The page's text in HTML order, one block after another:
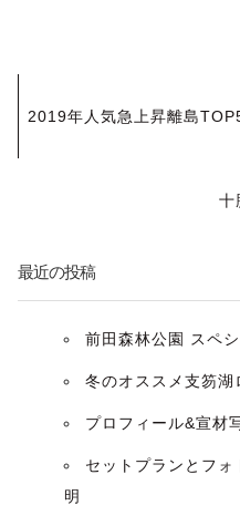
稿
ゲ
2019年人気急上昇離島
十
最近の投稿
前田森林公園 スペ
冬のオススメ支笏湖
プロフィール&宣材
セットプランとフォ
明